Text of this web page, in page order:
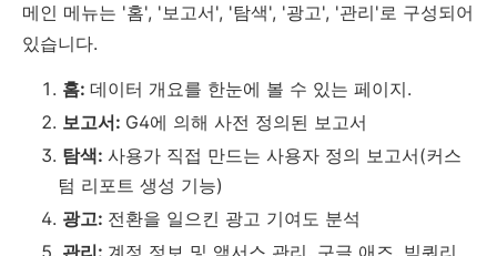
메인 메뉴는 '홈', '보고서', '탐색', '광고', '관리'로 구성되어
있습니다.
홈: 데이터 개요를 한눈에 볼 수 있는 페이지.
보고서: G4에 의해 사전 정의된 보고서
탐색: 사용가 직접 만드는 사용자 정의 보고서(커스
텀 리포트 생성 기능)
광고: 전환을 일으킨 광고 기여도 분석